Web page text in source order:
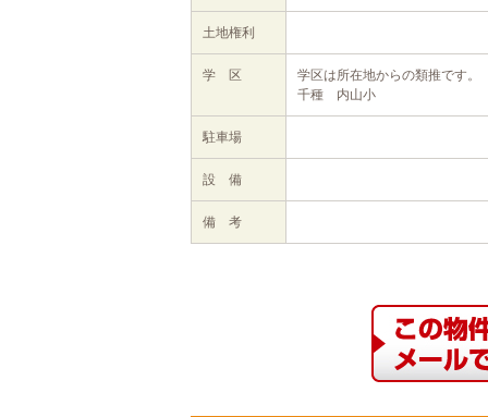
土地権利
学 区
学区は所在地からの類推です。
千種 内山小
駐車場
設 備
備 考